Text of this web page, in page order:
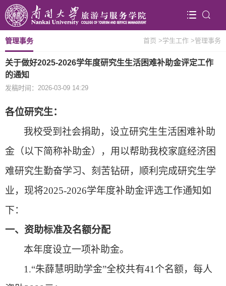
首页 >学生工作 >管理事务
管理事务
关于做好2025-2026学年度研究生生活困难补助金评定工作
的通知
发稿时间：2026-03-09 14:29
各位研究生：
我校受到社会捐助，设立研究生生活困难补助
金（以下简称补助金），用以帮助我校家庭经济困
难研究生勤奋学习、刻苦钻研，顺利完成研究生学
业，现将2025-2026学年度补助金评选工作通知如
下：
一、资助标准及名额分配
本年度设立一项补助金。
1 .“朱薛慧明助学金”全校共有41个名额，每人